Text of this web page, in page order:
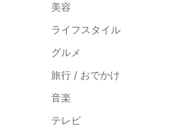
美容
ライフスタイル
グルメ
旅行 / おでかけ
音楽
テレビ